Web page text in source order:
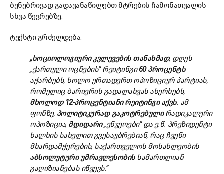
ბუნებრივად გადავანაწილებთ მტრების ჩამონათვალის
სხვა წევრებზე.
ტექსტი გრძელდება:
„სოციოლოგიურიკვლევების თანახმად, დღეს
„ქართული ოცნების“ რეიტინგი60პროცენტს
აჭარბებს, ხოლო ერთადერთ ოპოზიციურ პარტიას,
რომელიც ბარიერის გადალახვას ახერხებს,
მხოლოდ 12-პროცენტიანირეიტინგიაქვს. ამ
ფონზე, პოლიტიკურადგაკოტრებულირადიკალური
ოპოზიცია, მდიდარი„ენჯეოები“ და ე.წ. პრეზიდენტი
ხალხის სახელით გვესაუბრებიან, რაც ჩვენი
მხარდამჭერების, საქართველოს მოსახლეობის
აბსოლუტურიუმრავლესობისსამართლიან
გაღიზიანებას იწვევს.“